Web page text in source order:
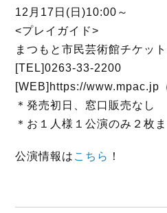
k
12月17日(日)10:00～
<プレイガイド>
まつもと市民芸術館チケッ
[TEL]0263-33-2200
[WEB]https://www.mpac.jp
＊発売初日、窓口販売なし
＊お１人様１公演のみ２枚
公演情報は こちら ！